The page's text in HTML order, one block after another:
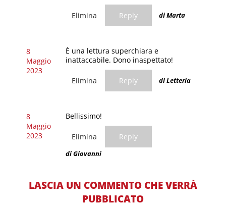
Elimina Reply di Marta
8
Maggio
2023
È una lettura superchiara e
inattaccabile. Dono inaspettato!
Elimina Reply di Letteria
8
Maggio
2023
Bellissimo!
Elimina Reply
di Giovanni
LASCIA UN COMMENTO CHE VERRÀ
PUBBLICATO